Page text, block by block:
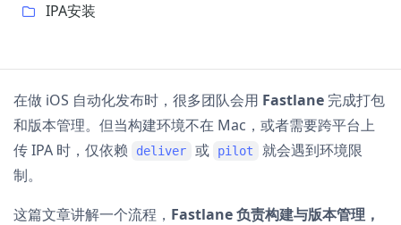
IPA安装
在做 iOS 自动化发布时，很多团队会用 Fastlane 完成打包
和版本管理。但当构建环境不在 Mac，或者需要跨平台上
传 IPA 时，仅依赖
deliver 或 pilot
就会遇到环境限
制。
这篇文章讲解一个流程， Fastlane 负责构建与版本管理，